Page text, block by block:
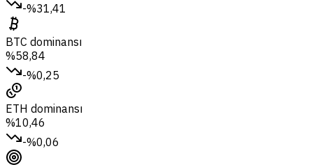
-%31,41
BTC dominansı
%58,84
-%0,25
ETH dominansı
%10,46
-%0,06